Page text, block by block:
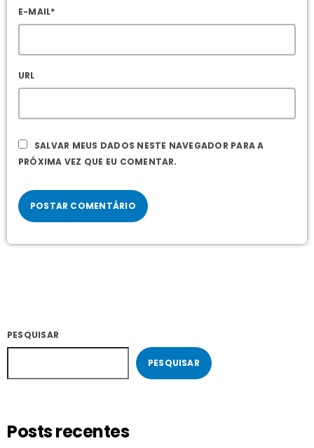
E-MAIL*
URL
SALVAR MEUS DADOS NESTE NAVEGADOR PARA A
PRÓXIMA VEZ QUE EU COMENTAR.
PESQUISAR
PESQUISAR
Posts recentes